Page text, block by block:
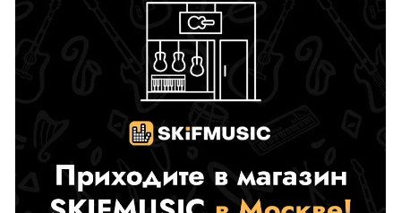
Полимерное покрытие
Полимерное